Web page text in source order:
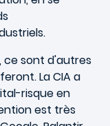
ce sont d'autres
La CIA a
risque en
est très